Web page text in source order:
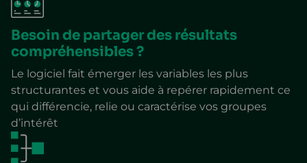
Besoin de partager des résultats
compréhensibles ?
Le logiciel fait émerger les variables les plus
structurantes et vous aide à repérer rapidement ce
qui différencie, relie ou caractérise vos groupes
d’intérêt